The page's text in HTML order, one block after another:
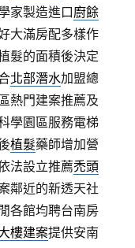
家製造進口廚餘
大滿房配多樣作
髮的面積後決定
北部潛水加盟總
熱門建案推薦及
學園區服務電梯
植髮藥師增加營
法設立推薦禿頭
鄰近的新透天社
各館均聘台南房
樓建案提供安南